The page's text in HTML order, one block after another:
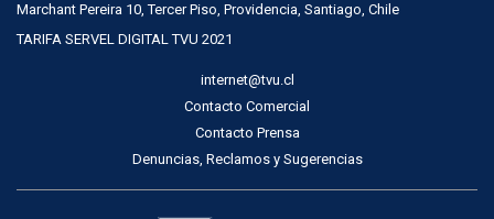
Marchant Pereira 10, Tercer Piso, Providencia, Santiago, Chile
TARIFA SERVEL DIGITAL TVU 2021
internet@tvu.cl
Contacto Comercial
Contacto Prensa
Denuncias, Reclamos y Sugerencias